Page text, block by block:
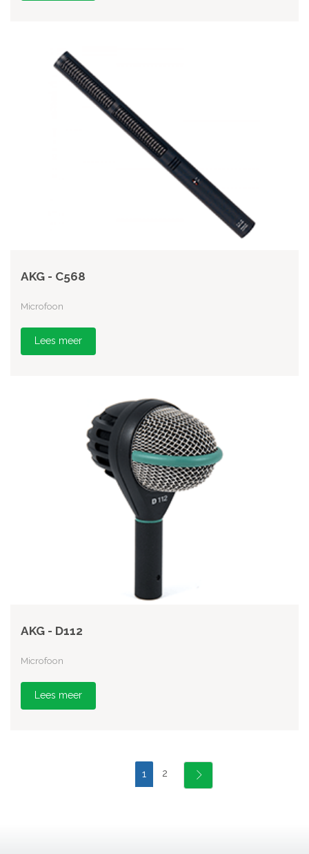
AKG - C568
Microfoon
Lees meer
AKG - D112
Microfoon
Lees meer
1 2